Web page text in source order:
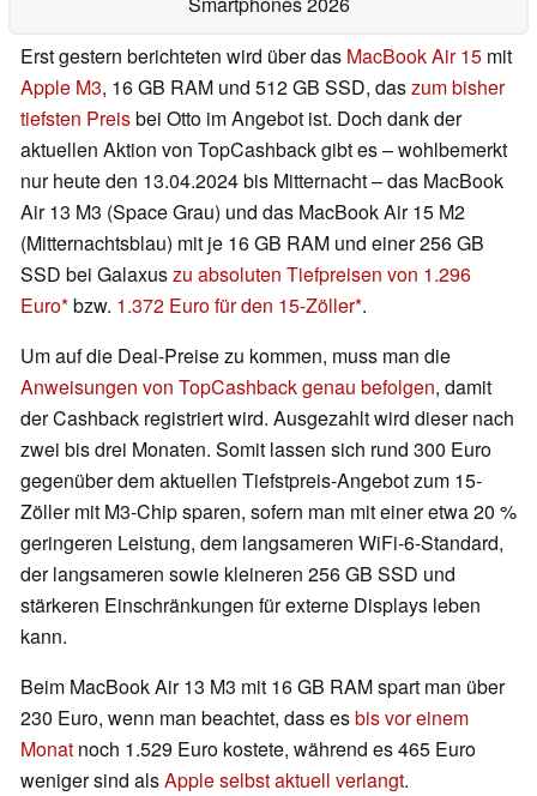
Erst gestern berichteten wird über das MacBook Air 15 mit
Apple M3, 16 GB RAM und 512 GB SSD, daszum bisher
tiefsten Preisbei Otto im Angebot ist. Doch dank der
aktuellen Aktion von TopCashback gibt es – wohlbemerkt
nur heute den 13.04.2024 bis Mitternacht – das MacBook
Air 13 M3 (Space Grau) und das MacBook Air 15 M2
(Mitternachtsblau) mit je 16 GB RAM und einer 256 GB
SSD bei Galaxuszu absoluten Tiefpreisen von 1.296
Euro bzw. 1.372 Euro für den 15-Zöller .
Um auf die Deal-Preise zu kommen, muss man die
Anweisungen von TopCashback genau befolgen, damit
der Cashback registriert wird. Ausgezahlt wird dieser nach
zwei bis drei Monaten. Somit lassen sich rund 300 Euro
gegenüber dem aktuellen Tiefstpreis-Angebot zum 15-
Zöller mit M3-Chip sparen, sofern man mit einer etwa 20 %
geringeren Leistung, dem langsameren WiFi-6-Standard,
der langsameren sowie kleineren 256 GB SSD und
stärkeren Einschränkungen für externe Displays leben
kann.
Beim MacBook Air 13 M3 mit 16 GB RAM spart man über
230 Euro, wenn man beachtet, dass esbis vor einem
Monat noch 1.529 Euro kostete, während es 465 Euro
weniger sind alsApple selbst aktuell verlangt.